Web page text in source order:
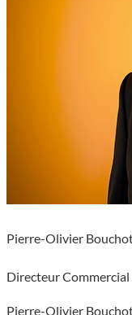
Pierre-Olivier
Directeur Commercial
Pierre-Olivier